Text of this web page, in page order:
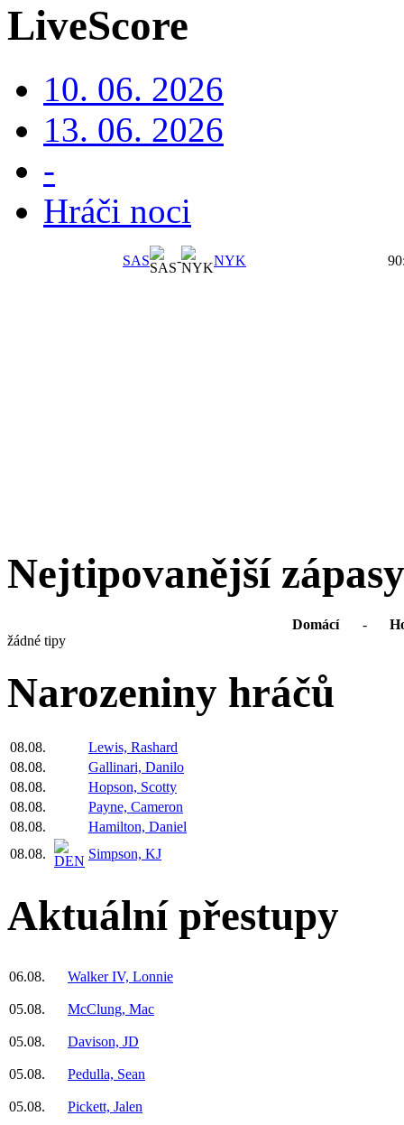
LiveScore
10. 06. 2026
13. 06. 2026
-
Hráči noci
SAS - NYK 90
Nejtipovanější zápasy
Domácí -
žádné tipy
Narozeniny hráčů
08.08.
Lewis, Rashard
08.08.
Gallinari, Danilo
08.08.
Hopson, Scotty
08.08.
Payne, Cameron
08.08.
Hamilton, Daniel
08.08.
Simpson, KJ
Aktuální přestupy
06.08. Walker IV, Lonnie
05.08. McClung, Mac
05.08. Davison, JD
05.08. Pedulla, Sean
05.08. Pickett, Jalen